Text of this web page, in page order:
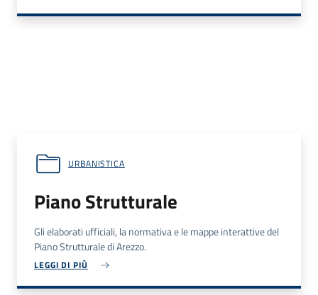
URBANISTICA
Piano Strutturale
Gli elaborati ufficiali, la normativa e le mappe interattive del
Piano Strutturale di Arezzo.
LEGGI DI PIÙ